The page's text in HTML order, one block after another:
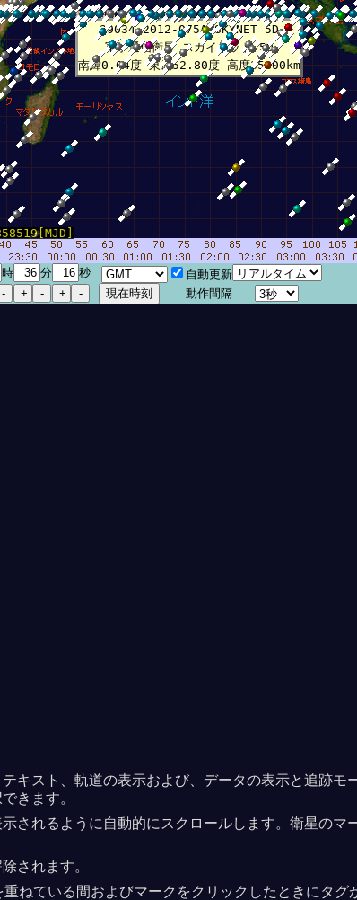
8月 7日17時38分11秒
8月 7日23時37分11秒
8月 8日 5時36分12秒
8月 8日11時35分13秒
8月 8日17時34分13秒
8月 8日23時33分14秒
8月 9日 5時32分15秒
39034 2012-075A SKYNET 5D
軍事通信衛星 スカイネット 5D
南緯0.04度 東経52.80度 高度35800km
時 分 秒
自動更新
動作間隔
キスト、軌道の表示および、データの表示と追跡モ
きます。
されるように自動的にスクロールします。衛星の
されます。
ねている間およびマークをクリックしたときにタ